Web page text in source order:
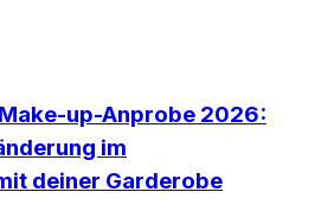
up-Anprobe 2026:
im
deiner Garderobe